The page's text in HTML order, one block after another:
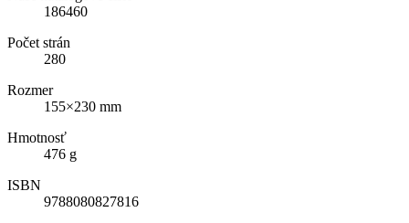
186460
Počet strán
280
Rozmer
155×230 mm
Hmotnosť
476 g
ISBN
9788080827816